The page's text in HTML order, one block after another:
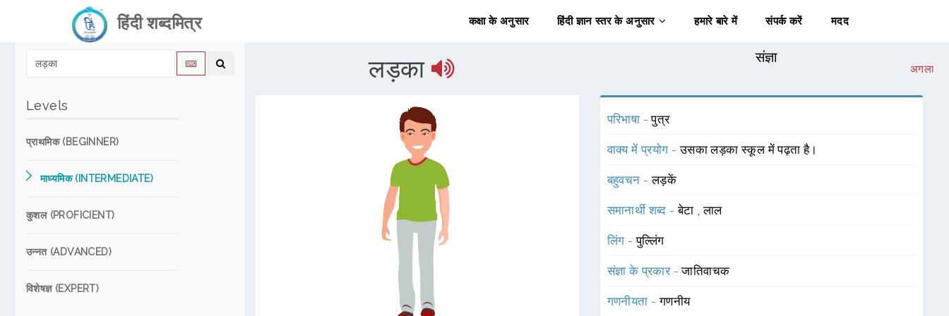
हिंदी शब्दमित्र कक्षा के अनुसार हिंदी ज्ञान स्तर के अनुसार हमारे बारे में संपर्क करें मदद
Levels
प्राथमिक (BEGINNER)
माध्यमिक (INTERMEDIATE)
कुशल (PROFICIENT)
उन्नत (ADVANCED)
विशेषज्ञ (EXPERT)
लड़का संज्ञा
अगला
परिभाषा -पुत्र
वाक्य में प्रयोग -उसका लड़का स्कूल में पढ़ता है।
बहुवचन -लड़कें
समानार्थी शब्द -बेटा ,लाल
लिंग -पुल्लिंग
संज्ञा के प्रकार -जातिवाचक
गणनीयता -गणनीय